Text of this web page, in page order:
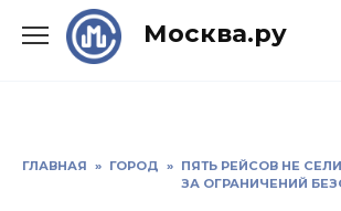
Москва.ру
ГЛАВНАЯ » ГОРОД » ПЯТЬ РЕЙСОВ НЕ
ЗА ОГРАНИЧЕНИЙ